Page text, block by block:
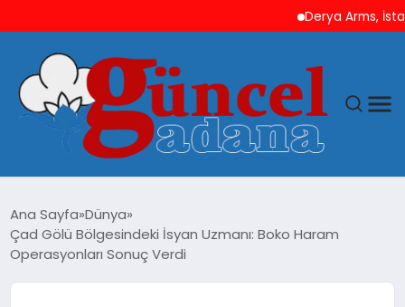
Derya Arms,
Ana Sayfa Dünya
Çad Gölü Bölgesindeki İsyan Uzmanı: Boko Haram
Operasyonları Sonuç Verdi